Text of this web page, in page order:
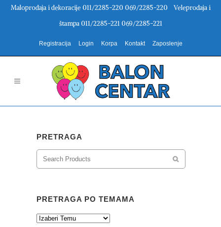
Maloprodaja i dekoracije 011/2285-220 069/2285-220 Veleprodaja i
štampa 011/2285-221 069/2285-221
Registracija Login Korpa Kontakt Zaposlenje
PRETRAGA
PRETRAGA PO TEMAMA